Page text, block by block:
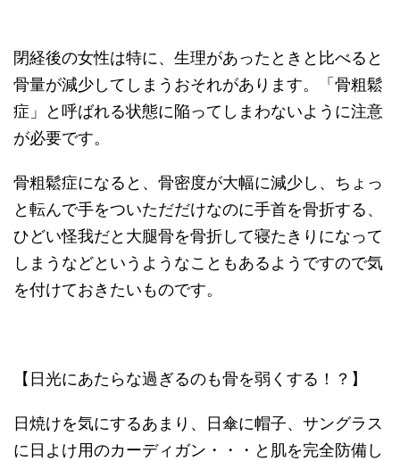
閉経後の女性は特に、生理があったときと比べると
骨量が減少してしまうおそれがあります。「骨粗鬆
症」と呼ばれる状態に陥ってしまわないように注意
が必要です。
骨粗鬆症になると、骨密度が大幅に減少し、ちょっ
と転んで手をついただだけなのに手首を骨折する、
ひどい怪我だと大腿骨を骨折して寝たきりになって
しまうなどというようなこともあるようですので気
を付けておきたいものです。
【日光にあたらな過ぎるのも骨を弱くする！？】
日焼けを気にするあまり、日傘に帽子、サングラス
に日よけ用のカーディガン・・・と肌を完全防備し